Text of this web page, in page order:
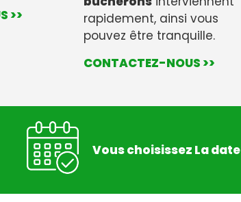
>>
rapidement, ainsi vous
pouvez être tranquille.
CONTACTEZ-NOUS >>
Vous choisissez La date